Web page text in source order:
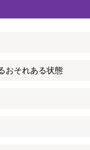
おそれある状態